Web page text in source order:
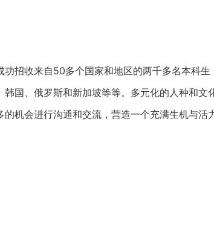
招收来自50多个国家和地区的两千多名本科
国、俄罗斯和新加坡等等。多元化的人种和文
机会进行沟通和交流，营造一个充满生机与活